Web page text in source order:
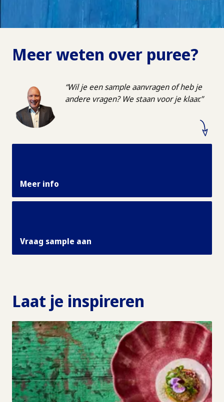
Meer weten over puree?
Wil je een sample aanvragen of heb je
andere vragen? We staan voor je klaar.
Meer info
Vraag sample aan
Laat je inspireren